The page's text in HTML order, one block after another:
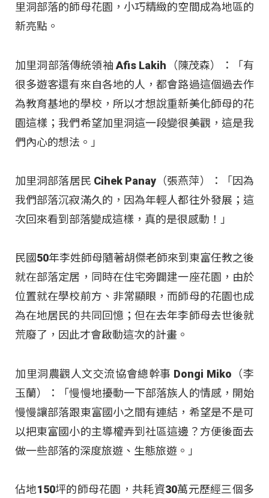
里洞部落的師母花園，小巧精緻的空間成為地區的
新亮點。
加里洞部落傳統領袖 Afis Lakih（陳茂森）：「有
很多遊客還有來自各地的人，都會路過這個過去作
為教育基地的學校，所以才想說重新美化師母的花
園這樣；我們希望加里洞這一段變很美觀，這是我
們內心的想法。」
加里洞部落居民 Cihek Panay（張燕萍）：「因為
我們部落沉寂滿久的，因為年輕人都往外發展；這
次回來看到部落變成這樣，真的是很感動！」
民國50年李姓師母隨著胡傑老師來到東富任教之後
就在部落定居，同時在住宅旁闢建一座花園，由於
位置就在學校前方、非常顯眼，而師母的花園也成
為在地居民的共同回憶；但在去年李師母去世後就
荒廢了，因此才會啟動這次的計畫。
加里洞農觀人文交流協會總幹事 Dongi Miko（李
玉蘭）：「慢慢地擾動一下部落族人的情感，開始
慢慢讓部落跟東富國小之間有連結，希望是不是可
以把東富國小的主導權弄到社區這邊？方便後面去
做一些部落的深度旅遊、生態旅遊。」
佔地150坪的師母花園，共耗資30萬元歷經三個多